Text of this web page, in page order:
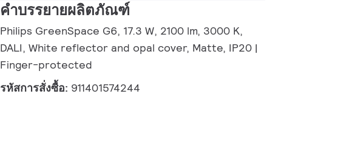
คำบรรยายผลิตภัณฑ์
Philips GreenSpace G6, 17.3 W, 2100 lm, 3000 K,
DALI, White reflector and opal cover, Matte, IP20 |
Finger-protected
รหัสการสั่งซื้อ: 911401574244